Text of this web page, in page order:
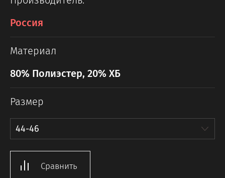
Россия
Материал
80% Полиэстер, 20% ХБ
Размер
44-46
Сравнить